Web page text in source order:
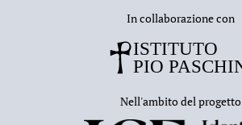
In collaborazione con
Nell'ambito del progetto